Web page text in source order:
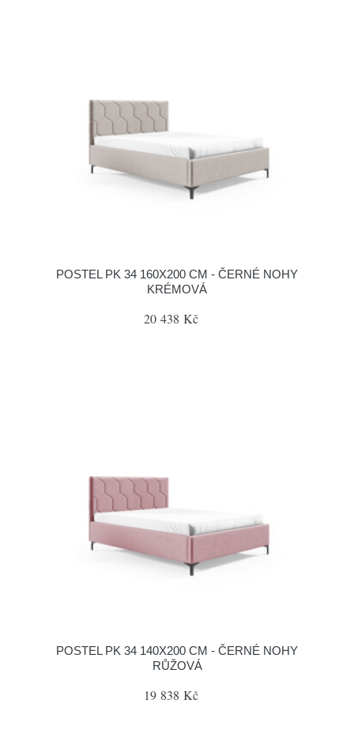
POSTEL PK 34 160X200 CM - ČERNÉ NOHY
KRÉMOVÁ
20 438 Kč
POSTEL PK 34 140X200 CM - ČERNÉ NOHY
RŮŽOVÁ
19 838 Kč